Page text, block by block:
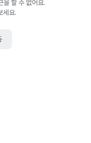
을 할 수 없어요.
세요.